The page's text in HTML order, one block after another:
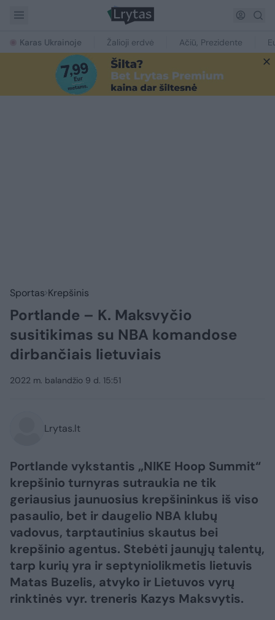
Karas Ukrainoje Žalioji erdvė Ačiū, Prezidente
Sportas Krepšinis
Portlande – K. Maksvyčio
susitikimas su NBA komandose
dirbančiais lietuviais
2022 m. balandžio 9 d. 15:51
Lrytas.lt
Portlande vykstantis „NIKE Hoop Summit“
krepšinio turnyras sutraukia ne tik
geriausius jaunuosius krepšininkus iš viso
pasaulio, bet ir daugelio NBA klubų
vadovus, tarptautinius skautus bei
krepšinio agentus. Stebėti jaunųjų talentų,
tarp kurių yra ir septyniolikmetis lietuvis
Matas Buzelis, atvyko ir Lietuvos vyrų
rinktinės vyr. treneris Kazys Maksvytis.